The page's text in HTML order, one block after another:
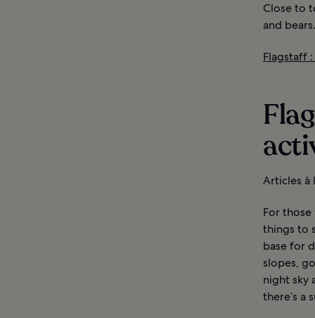
Close to
and bears.
Flagstaff
Articles à
For
things to
base for
slopes,
night sky
there’s a